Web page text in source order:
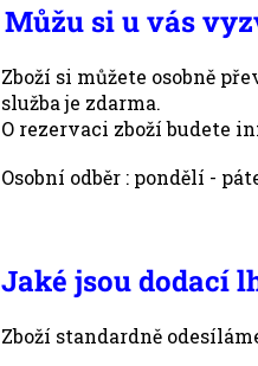
Můžu si u vás
Zboží si můžete osobně
služba je zdarma.
O rezervaci zboží budete
Osobní odběr : pondělí -
Jaké jsou dodací
Zboží standardně